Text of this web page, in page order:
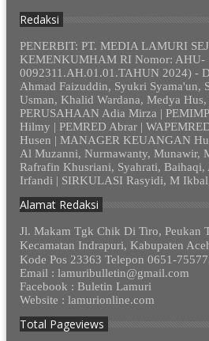
Redaksi
PENERBIT: PT. MEDIA LAMURI
KEMENKUMHAM RI Nomor: AHU-
0092311.AH.01.01.TAHUN 2024) -
Ahmad Faizuddin, Syukri Syama'un,
Usman, Khalid Wardana, Medya
PERUSAHAAN Adia Mirza |
Hilmy | PEMRED Abrar |
Husen | MANAGER KEUANGAN
Al Muzanni, Nurmawanty, Munawir,
Rafrafin Khusriani, Syahrati,
Irfandi | SIRKULASI Rasyidi, M
Alamat Redaksi
Jl. Makam Tgk Chik Di Tiro, Peukan
Kecamatan Indrapuri, Kabupaten
Kode Pos 23363 Telepon 0651-
Email : lamuribulletin@gmail.com
Facebook : Buletin Lamuri
Website : lamurionline.com
Total Pageviews